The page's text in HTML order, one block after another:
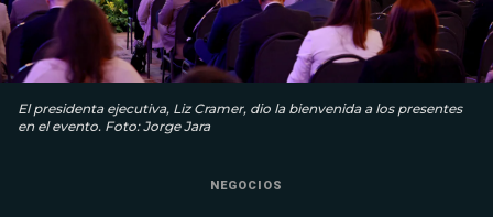
El presidenta ejecutiva, Liz Cramer, dio la bienvenida a los presentes
en el evento. Foto: Jorge Jara
NEGOCIOS